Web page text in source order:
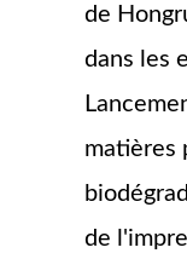
de
dans les
matières
de